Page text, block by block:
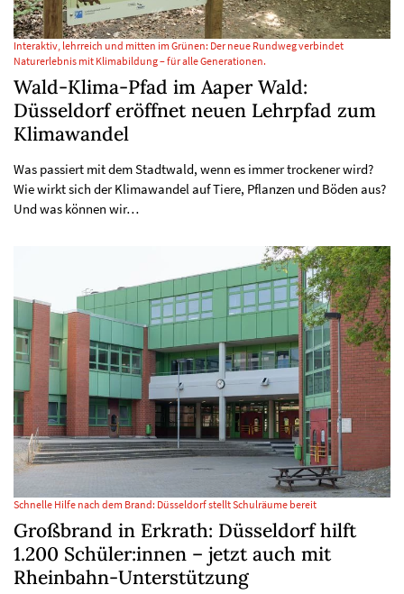
Interaktiv, lehrreich und mitten im Grünen: Der neue Rundweg verbindet
Naturerlebnis mit Klimabildung – für alle Generationen.
Wald-Klima-Pfad im Aaper Wald:
Düsseldorf eröffnet neuen Lehrpfad zum
Klimawandel
Was passiert mit dem Stadtwald, wenn es immer trockener wird?
Wie wirkt sich der Klimawandel auf Tiere, Pflanzen und Böden aus?
Und was können wir…
Schnelle Hilfe nach dem Brand: Düsseldorf stellt Schulräume bereit
Großbrand in Erkrath: Düsseldorf hilft
1.200 Schüler:innen – jetzt auch mit
Rheinbahn-Unterstützung